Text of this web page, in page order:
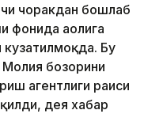
чоракдан бошлаб
фонида аҳолига
кузатилмоқда. Бу
Молия бозорини
агентлиги раиси
дея хабар